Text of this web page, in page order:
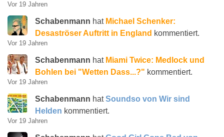
Vor 19 Jahren
Schabenmann hat Michael Schenker:
Desaströser Auftritt in England kommentiert.
Vor 19 Jahren
Schabenmann hat Miami Twice: Medlock und
Bohlen bei "Wetten Dass...?" kommentiert.
Vor 19 Jahren
Schabenmann hatSoundso von Wir sind
Helden kommentiert.
Vor 19 Jahren